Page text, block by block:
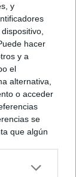
y
hacer
y a
el
alternativa,
o acceder
se
que algún
preferencias